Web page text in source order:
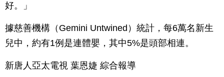
好。」
據慈善機構（Gemini Untwined）統計，每6萬名新生
兒中，約有1例是連體嬰，其中5%是頭部相連。
新唐人亞太電視 葉恩婕 綜合報導